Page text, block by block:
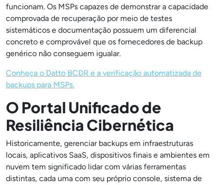
funcionam. Os MSPs capazes de demonstrar a capacidade
comprovada de recuperação por meio de testes
sistemáticos e documentação possuem um diferencial
concreto e comprovável que os fornecedores de backup
genérico não conseguem igualar.
Conheça o Datto BCDR e a verificação automatizada de
backups para MSPs.
O Portal Unificado de
Resiliência Cibernética
Historicamente, gerenciar backups em infraestruturas
locais, aplicativos SaaS, dispositivos finais e ambientes em
nuvem tem significado lidar com várias ferramentas
distintas, cada uma com seu próprio console, sistema de